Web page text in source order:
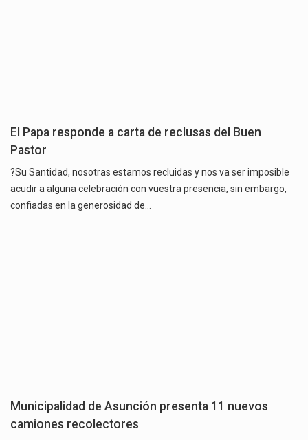
El Papa responde a carta de reclusas del Buen
Pastor
?Su Santidad, nosotras estamos recluidas y nos va ser imposible
acudir a alguna celebración con vuestra presencia, sin embargo,
confiadas en la generosidad de…
Municipalidad de Asunción presenta 11 nuevos
camiones recolectores